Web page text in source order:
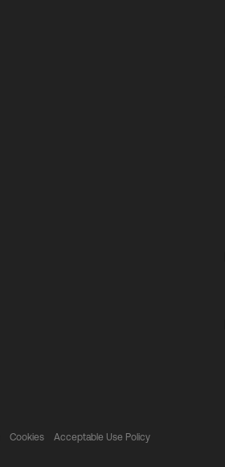
Cookies Acceptable Use Policy